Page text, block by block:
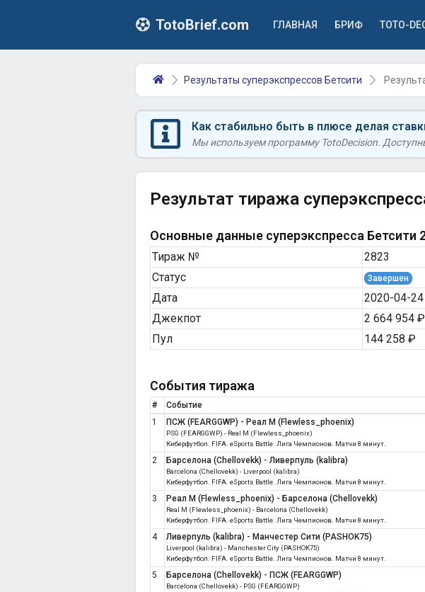
TotoBrief.com ГЛАВНАЯ БРИФ TOTO-
Результаты суперэкспрессов Бетсити
Как стабильно быть в плюсе делая
Мы используем программу TotoDecision.
Результат тиража
Основные данные суперэкспресса Бетсити
Тираж №
2823
Статус
Завершен
Дата
2020-04-
Джекпот
2 664 954 ₽
Пул
144 258 ₽
События тиража
# Событие
1
ПСЖ (FEARGGWP) - Реал М (Flewless_phoenix)
PSG (FEARGGWP) - Real M (Flewless_phoenix)
Киберфутбол. FIFA. eSports Battle. Лига Чемпионов. Матчи 8 минут.
2 Барселона (Chellovekk) - Ливерпуль (kalibra)
Barcelona (Chellovekk) - Liverpool (kalibra)
Киберфутбол. FIFA. eSports Battle. Лига Чемпионов. Матчи 8 минут.
3 Реал М (Flewless_phoenix) - Барселона (Chellovekk)
Real M (Flewless_phoenix) - Barcelona (Chellovekk)
Киберфутбол. FIFA. eSports Battle. Лига Чемпионов. Матчи 8 минут.
4 Ливерпуль (kalibra) - Манчестер Сити (PASHOK75)
Liverpool (kalibra) - Manchester City (PASHOK75)
Киберфутбол. FIFA. eSports Battle. Лига Чемпионов. Матчи 8 минут.
5 Барселона (Chellovekk) - ПСЖ (FEARGGWP)
Barcelona (Chellovekk) - PSG (FEARGGWP)